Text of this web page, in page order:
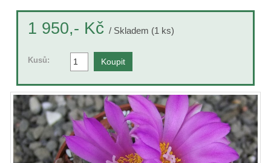
1 950,- Kč / Skladem (1 ks)
Kusů: